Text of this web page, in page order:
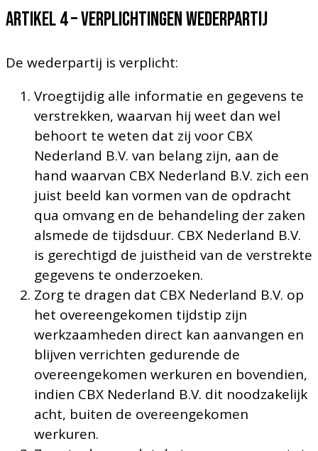
Artikel 4 – VERPLICHTINGEN WEDERPARTIJ
De wederpartij is verplicht:
Vroegtijdig alle informatie en gegevens te
verstrekken, waarvan hij weet dan wel
behoort te weten dat zij voor CBX
Nederland B.V. van belang zijn, aan de
hand waarvan CBX Nederland B.V. zich een
juist beeld kan vormen van de opdracht
qua omvang en de behandeling der zaken
alsmede de tijdsduur. CBX Nederland B.V.
is gerechtigd de juistheid van de verstrekte
gegevens te onderzoeken.
Zorg te dragen dat CBX Nederland B.V. op
het overeengekomen tijdstip zijn
werkzaamheden direct kan aanvangen en
blijven verrichten gedurende de
overeengekomen werkuren en bovendien,
indien CBX Nederland B.V. dit noodzakelijk
acht, buiten de overeengekomen
werkuren.